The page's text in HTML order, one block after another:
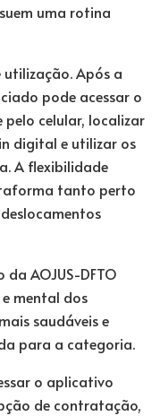
uma rotina
Após a
pode acessar o
celular, localizar
digital e utilizar os
A flexibilidade
tanto perto
AOJUS-DFTO
mental dos
saudáveis e
para a categoria.
o aplicativo
de contratação,